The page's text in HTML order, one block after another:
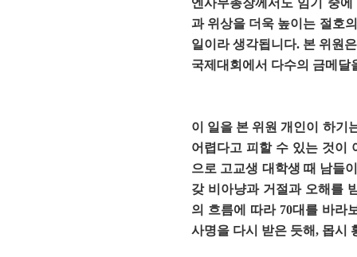
엔사무총장께서도 임기 중
과 위상을 더욱 높이는 절호
일이라 생각됩니다. 본 위원
국제대회에서 다수의 금메달
이 일을 본 위원 개인이 하기
어렵다고 피할 수 있는 것이
으로 고교생 대학생 때 남들
갖 비아냥과 거절과 오해를
의 흐름에 따라 70대를 바라
사명을 다시 받은 듯해, 몹시